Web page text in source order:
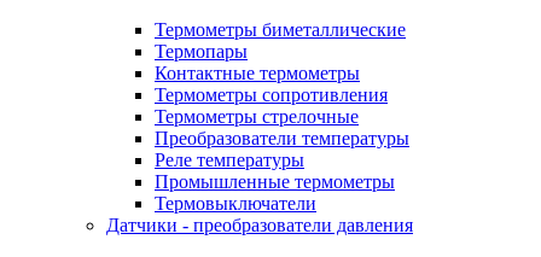
Термометры биметаллические
Термопары
Контактные термометры
Термометры сопротивления
Термометры стрелочные
Преобразователи температуры
Реле температуры
Промышленные термометры
Термовыключатели
Датчики - преобразователи давления